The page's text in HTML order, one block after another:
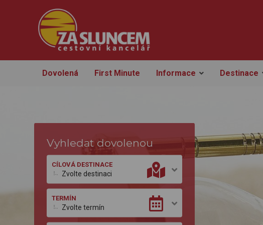
Dovolená First Minute Informace Destinace
Vyhledat dovolenou
CÍLOVÁ DESTINACE
Zvolte destinaci
TERMÍN
Zvolte termín